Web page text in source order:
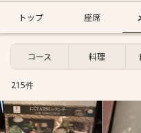
トップ 座席
コース 料理
215件